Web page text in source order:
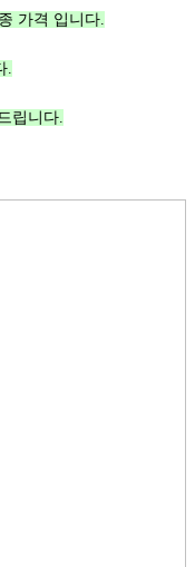
가격 입니다.
.
립니다.